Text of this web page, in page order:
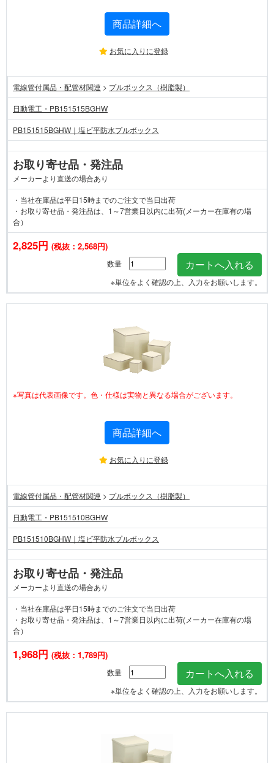
商品詳細へ
お気に入りに登録
電線管付属品・配管材関連 > プルボックス（樹脂製）
日動電工・PB151515BGHW
PB151515BGHW｜塩ビ平防水プルボックス
お取り寄せ品・発注品
メーカーより直送の場合あり
・当社在庫品は平日15時までのご注文で当日出荷
・お取り寄せ品・発注品は、1～7営業日以内に出荷(メーカー在庫有の場
合）
2,825円 (税抜：2,568円)
数量
※単位をよく確認の上、入力をお願いします。
※写真は代表画像です。色・仕様は実物と異なる場合がございます。
商品詳細へ
お気に入りに登録
電線管付属品・配管材関連 > プルボックス（樹脂製）
日動電工・PB151510BGHW
PB151510BGHW｜塩ビ平防水プルボックス
お取り寄せ品・発注品
メーカーより直送の場合あり
・当社在庫品は平日15時までのご注文で当日出荷
・お取り寄せ品・発注品は、1～7営業日以内に出荷(メーカー在庫有の場
合）
1,968円 (税抜：1,789円)
数量
※単位をよく確認の上、入力をお願いします。